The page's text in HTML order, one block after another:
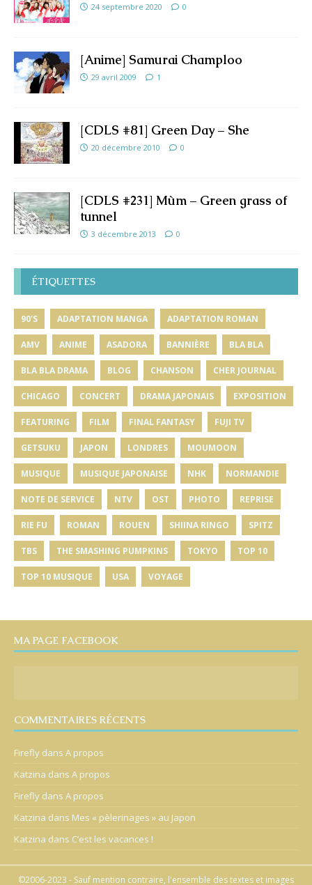
24 septembre 2020 0
[Anime] Samurai Champloo
29 avril 2009 1
[CDLS #81] Green Day – She
20 décembre 2010 0
[CDLS #231] Mùm – Green grass of
tunnel
3 décembre 2013 0
ÉTIQUETTES
90'S ADAPTATION MANGA ADAPTATION ROMAN
AMV ANIME ASADORA BANNIÈRE BLA BLA
BLA BLA DRAMA BLOG CHANSON CHER JOURNAL
CHICAGO CONCERT DRAMA JAPONAIS EXPOSITION
FEATURING FILM FINAL FANTASY FUJI TV
GETSUKU JAPON LONDRES MOUMOON
MUSIQUE MUSIQUE JAPONAISE NHK NORMANDIE
NOTE DE SERVICE NTV OST PHOTO REPRISE
RIE FU ROMAN ROUEN SHIINA RINGO SPITZ
TBS THE SMASHING PUMPKINS TOKYO TOP 10
TOP 10 MUSIQUE USA VOYAGE
MA PAGE FACEBOOK
COMMENTAIRES RÉCENTS
Firefly dans A propos
Katzina dans A propos
Firefly dans A propos
Katzina dans Mes « pèlerinages » au Japon
Katzina dans C’est les vacances !
©2006-2023 - Sauf mention contraire, l'ensemble des textes et images